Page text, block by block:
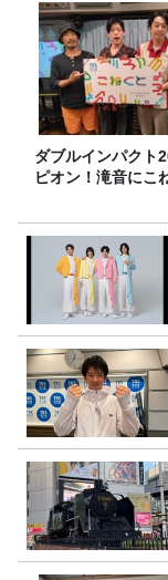
ダブルインパクト
ピオン！滝音にこ